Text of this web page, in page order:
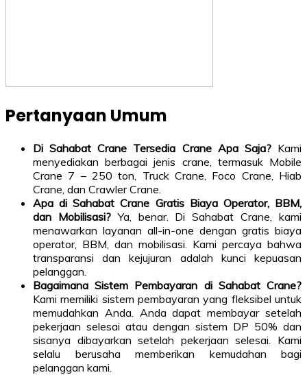
Pertanyaan Umum
Di Sahabat Crane Tersedia Crane Apa Saja?Kami
menyediakan berbagai jenis crane, termasuk Mobile
Crane 7 – 250 ton, Truck Crane, Foco Crane, Hiab
Crane, dan Crawler Crane.
Apa di Sahabat Crane Gratis Biaya Operator, BBM,
dan Mobilisasi?Ya, benar. Di Sahabat Crane, kami
menawarkan layanan all-in-one dengan gratis biaya
operator, BBM, dan mobilisasi. Kami percaya bahwa
transparansi dan kejujuran adalah kunci kepuasan
pelanggan.
Bagaimana Sistem Pembayaran di Sahabat Crane?
Kami memiliki sistem pembayaran yang fleksibel untuk
memudahkan Anda. Anda dapat membayar setelah
pekerjaan selesai atau dengan sistem DP 50% dan
sisanya dibayarkan setelah pekerjaan selesai. Kami
selalu berusaha memberikan kemudahan bagi
pelanggan kami.